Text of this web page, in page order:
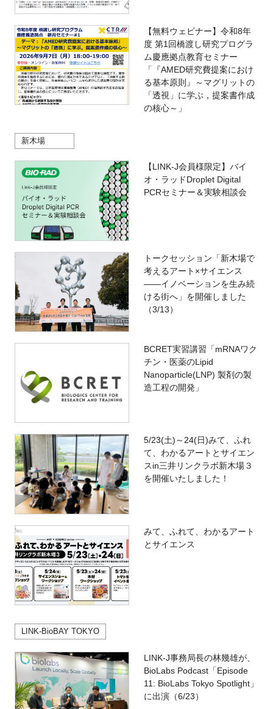
【無料ウェビナー】令和8年
度 第1回橋渡し研究プログラ
ム慶應拠点教育セミナー
「『AMED研究費提案におけ
る基本原則』～マグリットの
「透視」に学ぶ，提案書作成
の核心～」
新木場
【LINK-J会員様限定】バイ
オ・ラッドDroplet Digital
PCRセミナー＆実験相談会
トークセッション「新木場で
考えるアート×サイエンス
――イノベーションを生み続
ける街へ」を開催しました
（3/13）
BCRET実習講習「mRNAワク
チン・医薬のLipid
Nanoparticle(LNP) 製剤の製
造工程の開発」
5/23(土)～24(日)みて、ふれ
て、わかるアートとサイエン
スin三井リンクラボ新木場３
を開催いたしました！
みて、ふれて、わかるアート
とサイエンス
LINK-BioBAY TOKYO
LINK-J事務局長の林幾雄が、
BioLabs Podcast「Episode
11: BioLabs Tokyo Spotlight」
に出演（6/23）